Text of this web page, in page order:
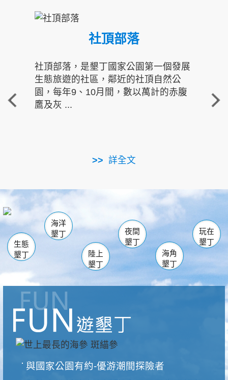
社頂部落
社頂部落，是墾丁國家公園第一個發展
生態旅遊的社區，鄰近的社頂自然公
園，每年9、10月間，數以萬計的赤腹
鷹及灰 ...
詳全文
重
走進
南仁湖
海生館
恆春 佳樂水
龍鑾潭自然中心 森林遊樂區
瓊麻館
關山 墾管處遊客中心
社頂公園 風吹沙
船帆石
白砂 龍磐公園
香蕉灣
砂島
鵝鑾鼻
生態
墾丁
海洋
墾丁
陸上
墾丁
夜間
墾丁
海角
墾丁
玩在
墾丁
與國家公園有約-優游潮間探險者